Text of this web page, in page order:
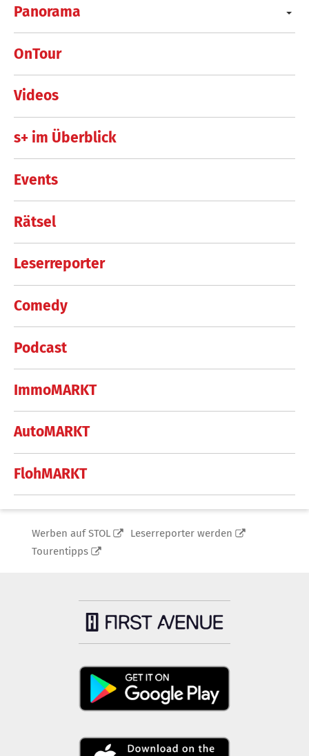
Panorama
OnTour
Videos
s+ im Überblick
Events
Rätsel
Leserreporter
Comedy
Podcast
ImmoMARKT
AutoMARKT
FlohMARKT
Werben auf STOL
Leserreporter werden
Tourentipps